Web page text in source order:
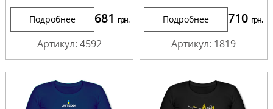
Подробнее 681 грн.
Артикул: 4592
Подробнее 710 грн.
Артикул: 1819